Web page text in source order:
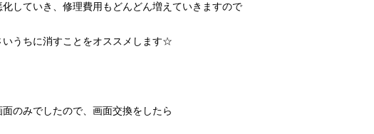
化していき、修理費用もどんどん増えていきますので
いうちに消すことをオススメします☆
のみでしたので、画面交換をしたら